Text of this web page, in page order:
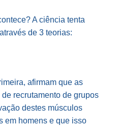
A ciência tenta
de 3 teorias:
afirmam que as
recrutamento de grupos
destes músculos
em homens e que isso